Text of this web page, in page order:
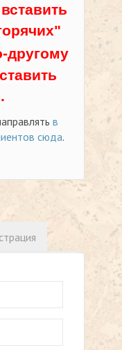
другому
в
сюда.